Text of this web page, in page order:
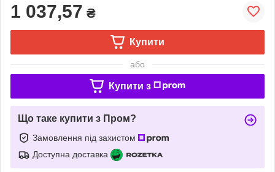
1 037,57 ₴
Купити
або
Купити з
Що таке купити з Пром?
Замовлення під захистом
Доступна доставка